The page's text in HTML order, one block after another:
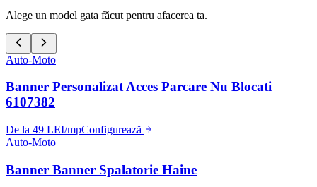
Alege un model gata făcut pentru afacerea ta.
Auto-Moto
Banner Personalizat Acces Parcare Nu Blocati
6107382
De la 49 LEI/mpConfigurează
Auto-Moto
Banner Banner Spalatorie Haine